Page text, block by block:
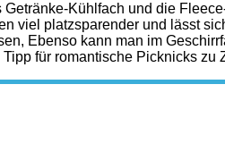
Kühlfach und die
viel platzsparender und lässt
Ebenso kann man im
für romantische Picknicks zu